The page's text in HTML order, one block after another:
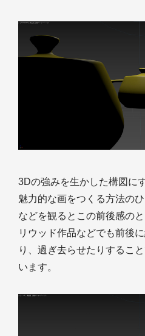
3Dの強みを生かした構図に
魅力的な画をつくる方法の
などを観るとこの前後感の
リウッド作品などでも前後
り、過ぎ去らせたりするこ
います。